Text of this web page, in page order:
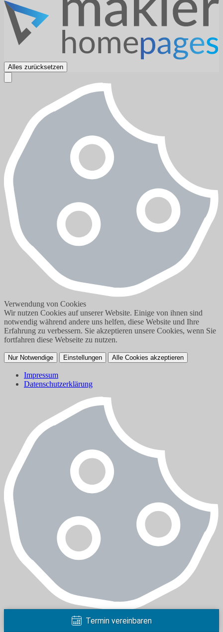
Alles zurücksetzen
Verwendung von Cookies
Wir nutzen Cookies auf unserer Website. Einige von ihnen sind
notwendig während andere uns helfen, diese Website und Ihre
Erfahrung zu verbessern. Sie akzeptieren unsere Cookies, wenn Sie
fortfahren diese Webseite zu nutzen.
Nur Notwendige Einstellungen Alle Cookies akzeptieren
Impressum
Datenschutzerklärung
Cookie-Einstellungen
Hier finden Sie eine Übersicht über alle verwendeten Cookies und
Termin vereinbaren